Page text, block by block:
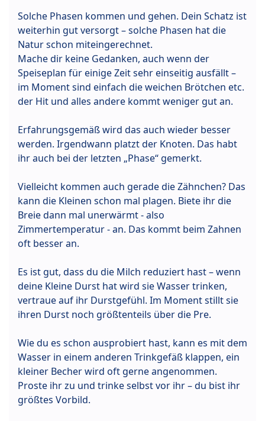
Solche Phasen kommen und gehen. Dein Schatz ist
weiterhin gut versorgt – solche Phasen hat die
Natur schon miteingerechnet.
Mache dir keine Gedanken, auch wenn der
Speiseplan für einige Zeit sehr einseitig ausfällt –
im Moment sind einfach die weichen Brötchen etc.
der Hit und alles andere kommt weniger gut an.
Erfahrungsgemäß wird das auch wieder besser
werden. Irgendwann platzt der Knoten. Das habt
ihr auch bei der letzten „Phase“ gemerkt.
Vielleicht kommen auch gerade die Zähnchen? Das
kann die Kleinen schon mal plagen. Biete ihr die
Breie dann mal unerwärmt - also
Zimmertemperatur - an. Das kommt beim Zahnen
oft besser an.
Es ist gut, dass du die Milch reduziert hast – wenn
deine Kleine Durst hat wird sie Wasser trinken,
vertraue auf ihr Durstgefühl. Im Moment stillt sie
ihren Durst noch größtenteils über die Pre.
Wie du es schon ausprobiert hast, kann es mit dem
Wasser in einem anderen Trinkgefäß klappen, ein
kleiner Becher wird oft gerne angenommen.
Proste ihr zu und trinke selbst vor ihr – du bist ihr
größtes Vorbild.